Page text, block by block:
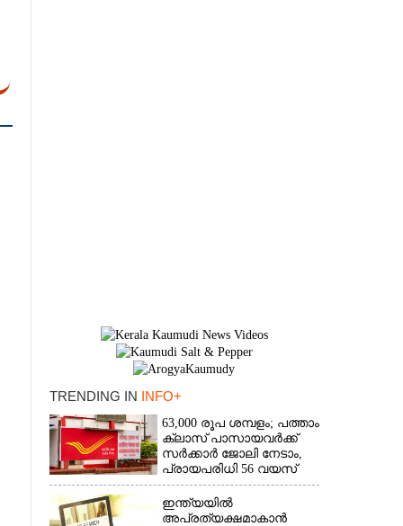
TRENDING IN INFO+
63,000 രൂപ ശമ്പളം; പത്താം
ക്ലാസ് പാസായവർക്ക്
സർക്കാർ ജോലി നേടാം,
പ്രായപരിധി 56 വയസ്
ഇന്ത്യയിൽ
അപ്രത്യക്ഷമാകാൻ
×